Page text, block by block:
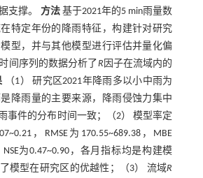
支撑。 方法基于2021年的5 min雨量数
特定年份的降雨特征，构建针对研究
型，并与其他模型进行评估并量化偏
间序列的数据分析了 R 因子在流域内的
（1） 研究区2021年降雨多以小中雨为
降雨量的主要来源，降雨侵蚀力集中
事件的分布时间一致；（2） 模型率定
，RMSE为170.55~689.38，MBE
NSE为0.47~0.90，各月指标均是构建模
模型在研究区的优越性；（3） 流域R